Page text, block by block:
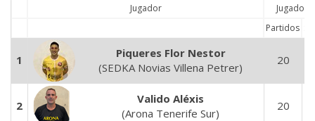
Jugador
Jugados
Partidos
1
Piqueres Flor Nestor
(SEDKA Novias Villena Petrer)
20
2
Valido Aléxis
(Arona Tenerife Sur)
20